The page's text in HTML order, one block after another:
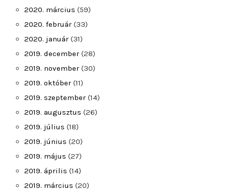
2020. március (59)
2020. február (33)
2020. január (31)
2019. december (28)
2019. november (30)
2019. október (11)
2019. szeptember (14)
2019. augusztus (26)
2019. július (18)
2019. június (20)
2019. május (27)
2019. április (14)
2019. március (20)